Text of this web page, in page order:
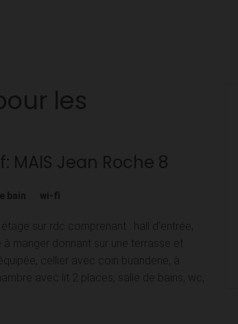
les
MAIS Jean Roche 8
bain wi-fi
sur rdc comprenant : hall d’entrée,
à manger donnant sur une terrasse et
cellier avec coin buanderie, à
avec lit 2 places, salle de bains, wc,